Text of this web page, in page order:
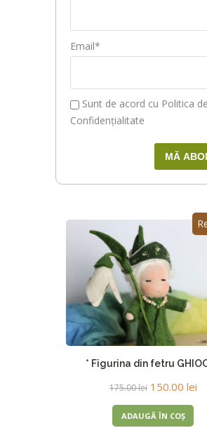
Email*
Sunt de acord cu Politica de
Confidenţialitate
150.00lei
* Figurina din fetru
175.00lei 150.00 lei
ADAUGĂ ÎN COȘ